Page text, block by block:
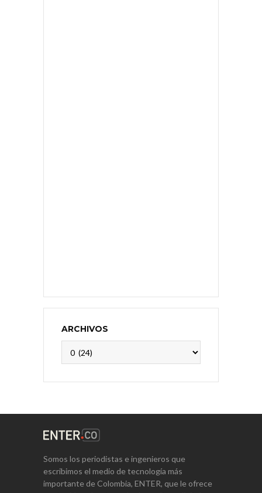
ARCHIVOS
Somos los periodistas e ingenieros que
escribimos el medio de tecnología más
importante de Colombia, ENTER, que le ofrece